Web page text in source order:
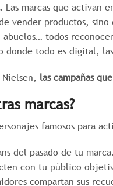
Las marcas que activan
vender productos,
todos
donde todo es digital,
las campañas
marcas?
famosos para
del pasado de tu
con tu público
compartan sus